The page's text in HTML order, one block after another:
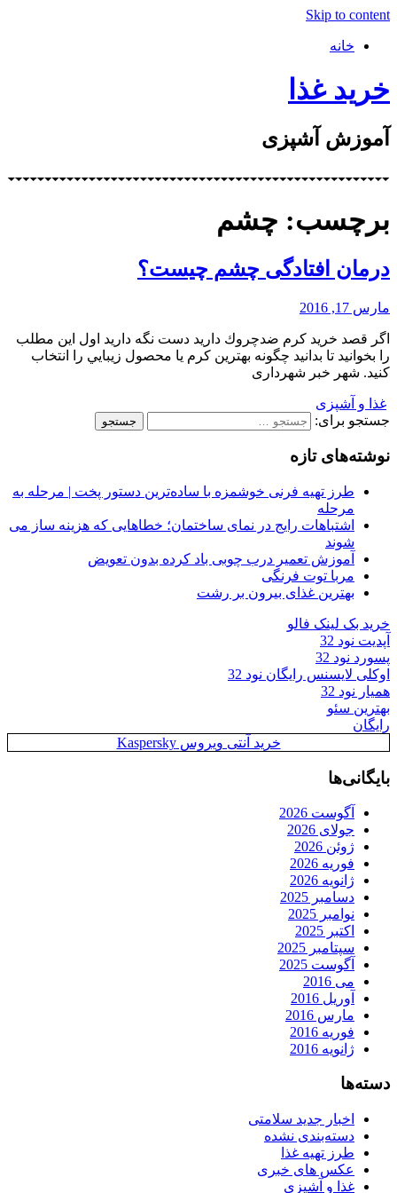
Skip to content
خانه
خرید غذا
آموزش آشپزی
برچسب: چشم
درمان افتادگی چشم چیست؟
مارس 17, 2016
اگر قصد خريد كرم ضد‌چروك داريد دست نگه داريد اول اين مطلب
را بخوانيد تا بدانيد چگونه بهترين كرم يا محصول زيبايي را انتخاب
كنيد. شهر خبر شهرداری
غذا و آشپزی
جستجو برای:
نوشته‌های تازه
طرز تهیه فرنی خوشمزه با ساده‌ترین دستور پخت | مرحله به
مرحله
اشتباهات رایج در نمای ساختمان؛ خطاهایی که هزینه ساز می
شوند
آموزش تعمیر درب چوبی باد کرده بدون تعویض
مربا توت فرنگی
بهترین غذای بیرون بر رشت
خرید بک لینک فالو
آپدیت نود 32
پسورد نود 32
اوکلی لایسنس رایگان نود 32
همیار نود 32
بهترین سئو
رایگان
خرید آنتی ویروس Kaspersky
بایگانی‌ها
آگوست 2026
جولای 2026
ژوئن 2026
فوریه 2026
ژانویه 2026
دسامبر 2025
نوامبر 2025
اکتبر 2025
سپتامبر 2025
آگوست 2025
می 2016
آوریل 2016
مارس 2016
فوریه 2016
ژانویه 2016
دسته‌ها
اخبار جدید سلامتی
دسته‌بندی نشده
طرز تهیه غذا
عکس های خبری
غذا و آشپزی